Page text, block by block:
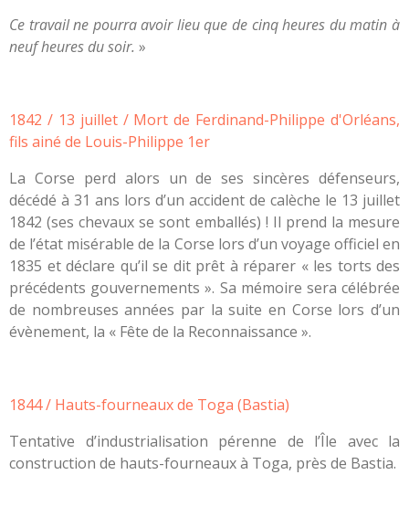
Ce travail ne pourra avoir lieu que de cinq heures du matin à
neuf heures du soir. »
1842 / 13 juillet / Mort de Ferdinand-Philippe d'Orléans,
fils ainé de Louis-Philippe 1er
La Corse perd alors un de ses sincères défenseurs,
décédé à 31 ans lors d’un accident de calèche le 13 juillet
1842 (ses chevaux se sont emballés) ! Il prend la mesure
de l’état misérable de la Corse lors d’un voyage officiel en
1835 et déclare qu’il se dit prêt à réparer « les torts des
précédents gouvernements ». Sa mémoire sera célébrée
de nombreuses années par la suite en Corse lors d’un
évènement, la « Fête de la Reconnaissance ».
1844 / Hauts-fourneaux de Toga (Bastia)
Tentative d’industrialisation pérenne de l’Île avec la
construction de hauts-fourneaux à Toga, près de Bastia.